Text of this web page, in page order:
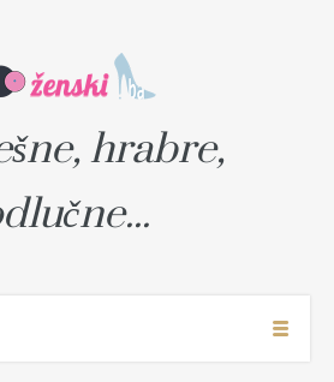
hrabre,